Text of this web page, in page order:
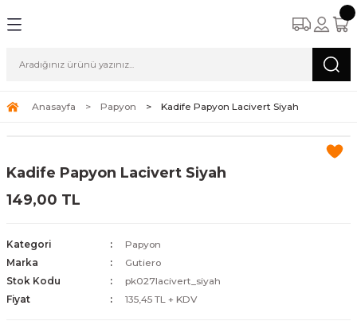
Anasayfa Papyon Kadife Papyon Lacivert Siyah
Kadife Papyon Lacivert Siyah
149,00 TL
Kategori
Papyon
Marka
Gutiero
Stok Kodu
pk027lacivert_siyah
Fiyat
135,45 TL + KDV